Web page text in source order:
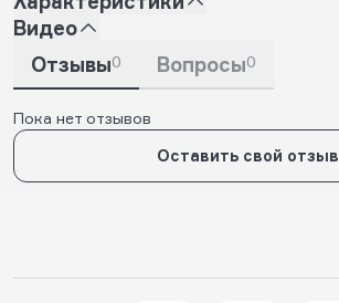
Видео
Отзывы0 Вопросы0
Пока нет отзывов
Оставить свой отзыв